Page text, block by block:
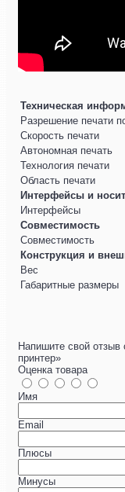
Техническая
Разрешение печати
Скорость печати
Автономная печать
Технология печати
Область печати
Интерфейсы и
Интерфейсы
Совместимость
Совместимость
Конструкция и
Вес
Габаритные размеры
Напишите свой
принтер»
Оценка товара
Имя
Email
Плюсы
Минусы